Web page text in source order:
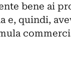
bene ai
e, quindi,